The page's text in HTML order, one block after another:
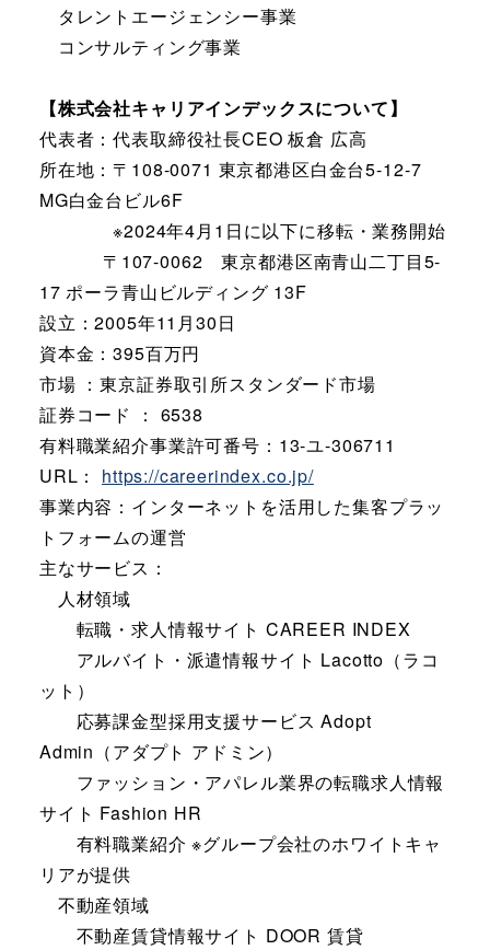
タレントエージェンシー事業
コンサルティング事業
【株式会社キャリアインデックスについて】
代表者：代表取締役社長CEO 板倉 広高
所在地：〒108-0071 東京都港区白金台5-12-7
MG白金台ビル6F
※2024年4月1日に以下に移転・業務開始
〒107-0062 東京都港区南青山二丁目5-
17 ポーラ青山ビルディング 13F
設立：2005年11月30日
資本金：395百万円
市場 ：東京証券取引所スタンダード市場
証券コード ： 6538
有料職業紹介事業許可番号：13-ユ-306711
URL： https://careerindex.co.jp/
事業内容：インターネットを活用した集客プラッ
トフォームの運営
主なサービス：
人材領域
転職・求人情報サイト CAREER INDEX
アルバイト・派遣情報サイト Lacotto（ラコ
ット）
応募課金型採用支援サービス Adopt
Admin（アダプト アドミン）
ファッション・アパレル業界の転職求人情報
サイト Fashion HR
有料職業紹介 ※グループ会社のホワイトキャ
リアが提供
不動産領域
不動産賃貸情報サイト DOOR 賃貸